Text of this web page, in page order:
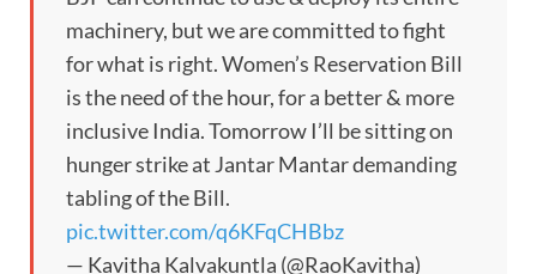
machinery, but we are committed to fight
for what is right. Women’s Reservation Bill
is the need of the hour, for a better & more
inclusive India. Tomorrow I’ll be sitting on
hunger strike at Jantar Mantar demanding
tabling of the Bill.
pic.twitter.com/q6KFqCHBbz
— Kavitha Kalvakuntla (@RaoKavitha)